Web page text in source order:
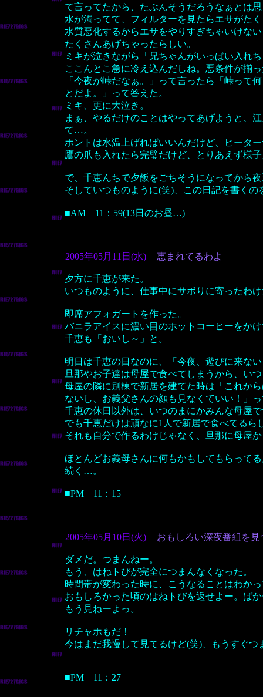
て言ってたから、たぶんそうだろうなぁとは
水が濁ってて、フィルターを見たらエサがた
水質悪化するからエサをやりすぎちゃいけな
たくさんあげちゃったらしい。
ミキが泣きながら「兄ちゃんがいっぱい入れ
ここんとこ急に冷え込んだしね。悪条件が揃
「今夜が峠だなぁ。」って言ったら「峠って
とだよ。」って答えた。
ミキ、更に大泣き。
まぁ、やるだけのことはやってあげようと、
て…。
ホントは水温上げればいいんだけど、ヒータ
鷹の爪も入れたら完璧だけど、とりあえず様
で、千恵んちで夕飯をごちそうになってから
そしていつものように(笑)、この日記を書くの
■AM 11：59(13日のお昼…)
2005年05月11日(水) 恵まれてるわよ
夕方に千恵が来た。
いつものように、仕事中にサボりに寄ったわ
即席アフォガートを作った。
バニラアイスに濃い目のホットコーヒーをか
千恵も「おいし～」と。
明日は千恵の日なのに、「今夜、遊びに来な
旦那やお子達は母屋で食べてしまうから、い
母屋の隣に別棟で新居を建てた時は「これか
ないし、お義父さんの顔も見なくていい！」
千恵の休日以外は、いつのまにかみんな母屋
でも千恵だけは頑なに1人で新居で食べてるら
それも自分で作るわけじゃなく、旦那に母屋
ほとんどお義母さんに何もかもしてもらって
続く…。
■PM 11：15
2005年05月10日(火) おもしろい深夜番組を
ダメだ。つまんねー。
もう、はねトびが完全につまんなくなった。
時間帯が変わった時に、こうなることはわか
おもしろかった頃のはねトびを返せよー。ば
もう見ねーよっ。
リチャホもだ！
今はまだ我慢して見てるけど(笑)、もうすぐつ
■PM 11：27